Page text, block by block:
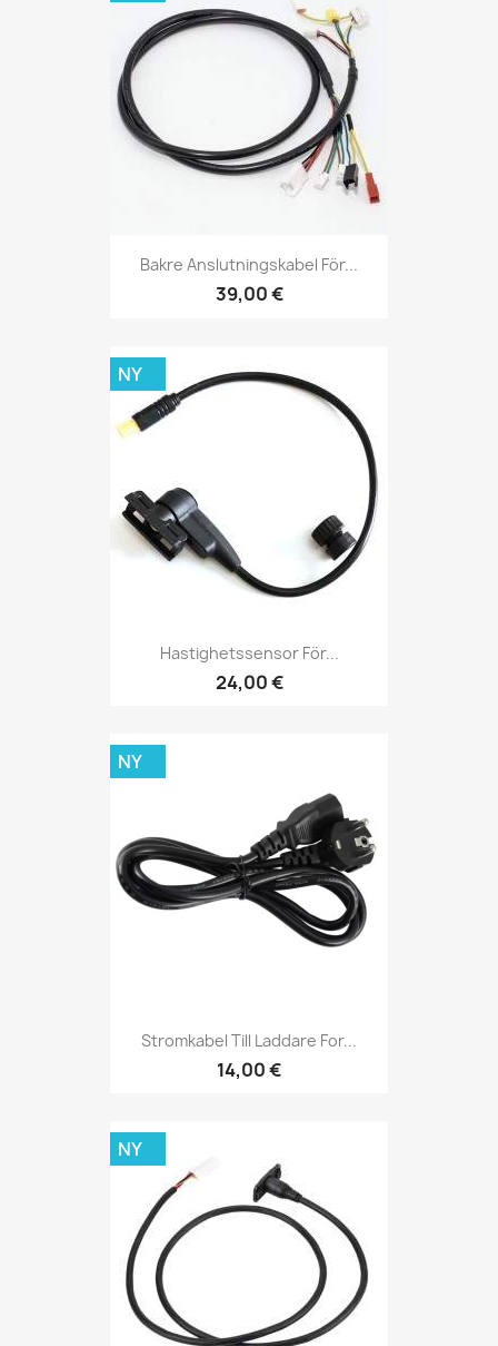
Bakre Anslutningskabel För...
39,00 €
Hastighetssensor För...
24,00 €
NY
Stromkabel Till Laddare For...
14,00 €
NY
NY